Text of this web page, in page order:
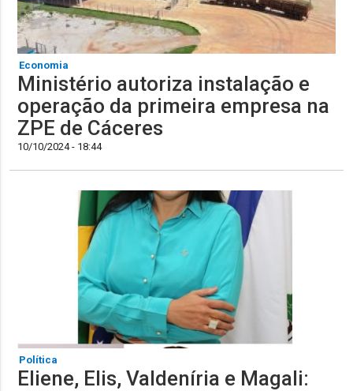
Economia
Ministério autoriza instalação e
operação da primeira empresa na
ZPE de Cáceres
10/10/2024 - 18:44
Política
Eliene, Elis, Valdeníria e Magali: